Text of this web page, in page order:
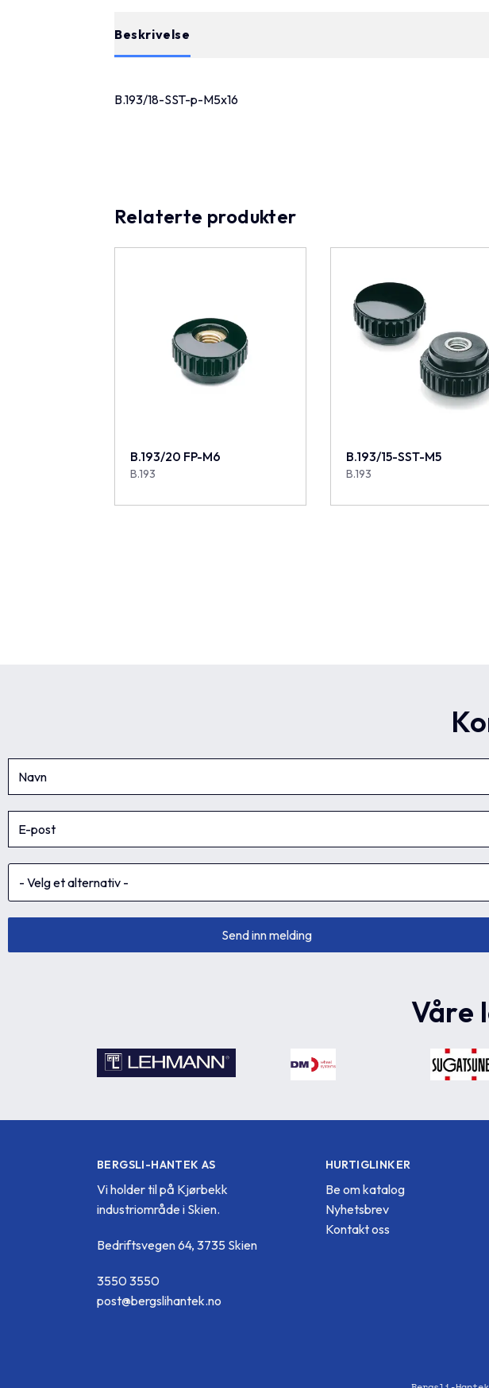
Beskrivelse
B.193/18-SST-p-M5x16
Relaterte produkter
B.193/20 FP-M6
B.193
B.193/15-SST-M5
B.193
Våre
BERGSLI-HANTEK AS
Vi holder til på Kjørbekk
industriområde i Skien.
Bedriftsvegen 64, 3735 Skien
3550 3550
post@bergslihantek.no
HURTIGLINKER
Be om katalog
Nyhetsbrev
Kontakt oss